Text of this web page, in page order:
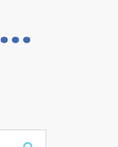
Tudo Sobre o Pastor Márcio Valadão: Sua Vida, Obras, Teologia, Pregações e Como segui-lo nas Redes Sociais